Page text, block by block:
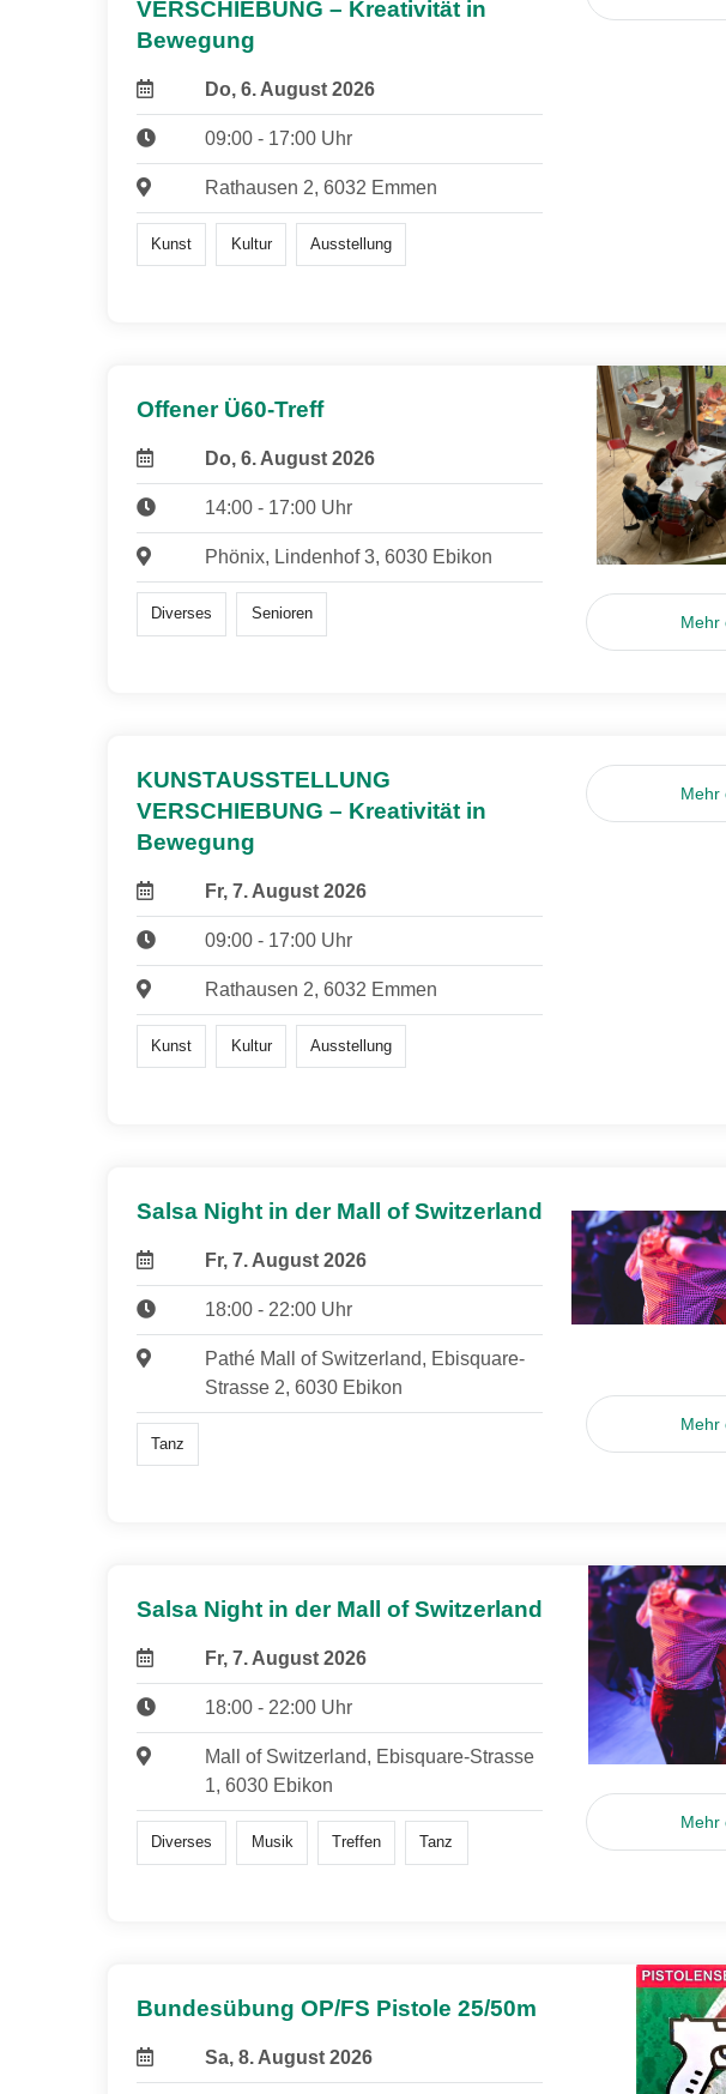
VERSCHIEBUNG – Kreativität in
Bewegung
Do, 6. August 2026
09:00 - 17:00 Uhr
Rathausen 2, 6032 Emmen
Kunst Kultur Ausstellung
Offener Ü60-Treff
Do, 6. August 2026
14:00 - 17:00 Uhr
Phönix, Lindenhof 3, 6030 Ebikon
Diverses Senioren Mehr
KUNSTAUSSTELLUNG
VERSCHIEBUNG – Kreativität in
Bewegung
Fr, 7. August 2026
09:00 - 17:00 Uhr
Rathausen 2, 6032 Emmen
Kunst Kultur Ausstellung
Mehr
Salsa Night in der Mall of Switzerland
Fr, 7. August 2026
18:00 - 22:00 Uhr
Pathé Mall of Switzerland, Ebisquare-
Strasse 2, 6030 Ebikon
Tanz
Mehr
Salsa Night in der Mall of Switzerland
Fr, 7. August 2026
18:00 - 22:00 Uhr
Mall of Switzerland, Ebisquare-Strasse
1, 6030 Ebikon
Diverses Musik Treffen Tanz
Mehr
Bundesübung OP/FS Pistole 25/50m
Sa, 8. August 2026